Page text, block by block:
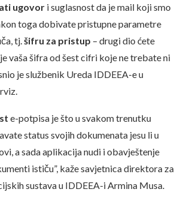
ugovor i suglasnost da je mail koji smo
toga dobivate pristupne parametre
tj. šifru za pristup – drugi dio ćete
vaša šifra od šest cifri koje ne trebate ni
je službenik Ureda IDDEEA-e u
e-potpisa je što u svakom trenutku
status svojih dokumenata jesu li u
a sada aplikacija nudi i obavještenje
ističu”, kaže savjetnica direktora za
sustava u IDDEEA-i Armina Musa.